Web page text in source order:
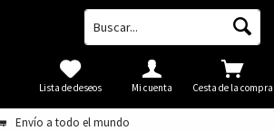
Envío a todo el mundo
Cesta de la compra
Lista de deseos Mi cuenta